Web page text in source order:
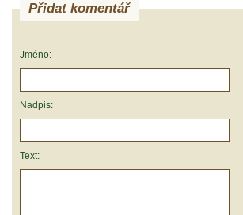
Přidat komentář
Jméno:
Nadpis:
Text: